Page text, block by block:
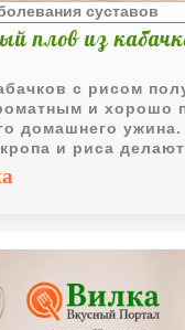
суставов
плов из
с рисом
и хорошо
домашнего
и риса
в духовке
все вкусы.